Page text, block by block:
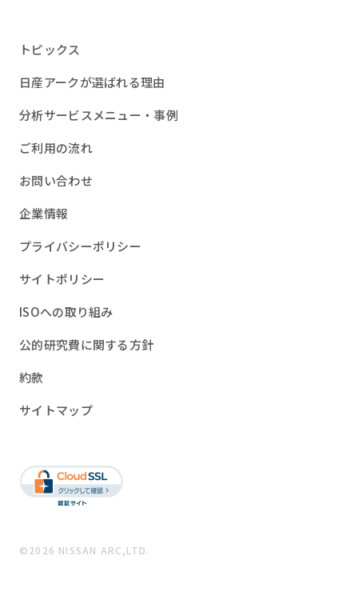
トピックス
日産アークが選ばれる理由
分析サービスメニュー・事例
ご利用の流れ
お問い合わせ
企業情報
プライバシーポリシー
サイトポリシー
ISOへの取り組み
公的研究費に関する方針
約款
サイトマップ
©2026 NISSAN ARC,LTD.